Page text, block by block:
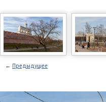
← Предыдущее